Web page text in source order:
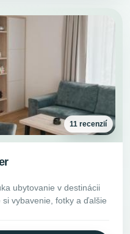
11 recenzií
ubytovanie v destinácii
vybavenie, fotky a ďalšie